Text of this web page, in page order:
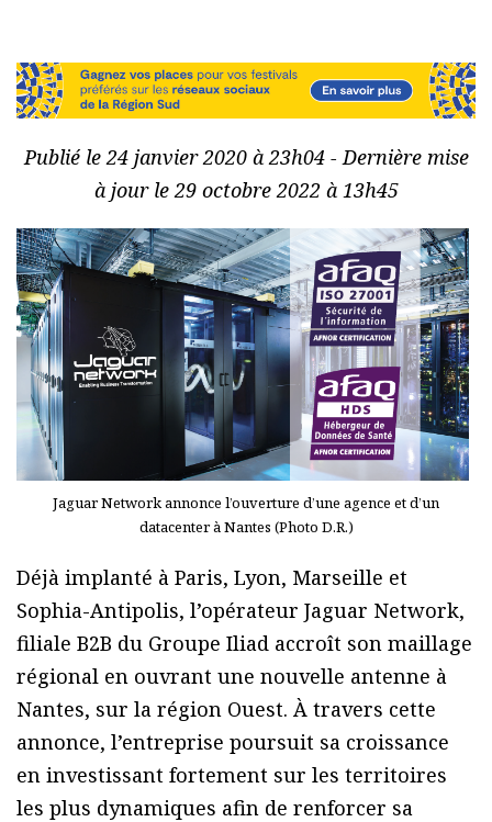
Publié le 24 janvier 2020 à 23h04 - Dernière mise
à jour le 29 octobre 2022 à 13h45
Jaguar Network annonce l’ouverture d’une agence et d’un
datacenter à Nantes (Photo D.R.)
Déjà implanté à Paris, Lyon, Marseille et
Sophia-Antipolis, l’opérateur Jaguar Network,
filiale B2B du Groupe Iliad accroît son maillage
régional en ouvrant une nouvelle antenne à
Nantes, sur la région Ouest. À travers cette
annonce, l’entreprise poursuit sa croissance
en investissant fortement sur les territoires
les plus dynamiques afin de renforcer sa